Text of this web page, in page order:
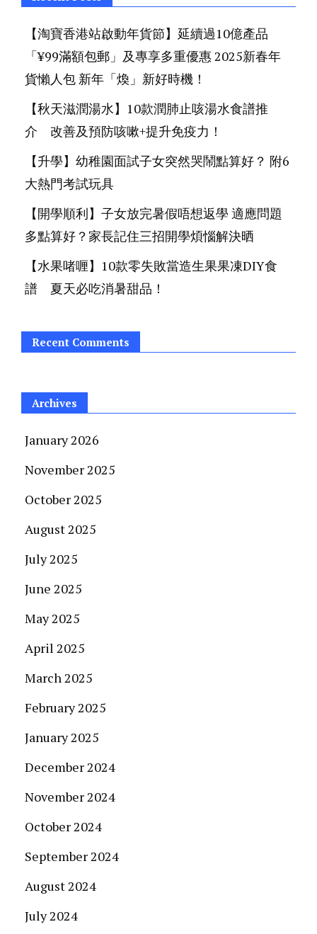
【淘寶香港站啟動年貨節】延續過10億產品
「¥99滿額包郵」及專享多重優惠 2025新春年
貨懶人包 新年「煥」新好時機！
【秋天滋潤湯水】10款潤肺止咳湯水食譜推
介 改善及預防咳嗽+提升免疫力！
【升學】幼稚園面試子女突然哭鬧點算好？ 附6
大熱門考試玩具
【開學順利】子女放完暑假唔想返學 適應問題
多點算好？家長記住三招開學煩惱解決晒
【水果啫喱】10款零失敗當造生果果凍DIY食
譜 夏天必吃消暑甜品！
Recent Comments
Archives
January 2026
November 2025
October 2025
August 2025
July 2025
June 2025
May 2025
April 2025
March 2025
February 2025
January 2025
December 2024
November 2024
October 2024
September 2024
August 2024
July 2024